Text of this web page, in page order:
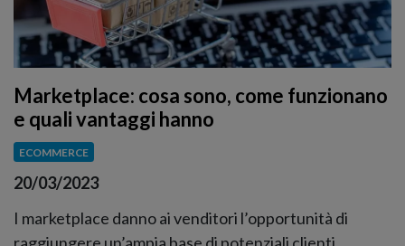
Marketplace: cosa sono, come funzionano
e quali vantaggi hanno
ECOMMERCE
20/03/2023
I marketplace danno ai venditori l’opportunità di